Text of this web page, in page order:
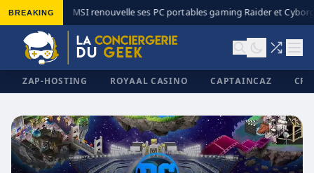
BREAKING MSI renouvelle ses PC portables gaming Raider et
ZAP-HOSTING ROYAAL CASINO CAPTAINCAZ
✕